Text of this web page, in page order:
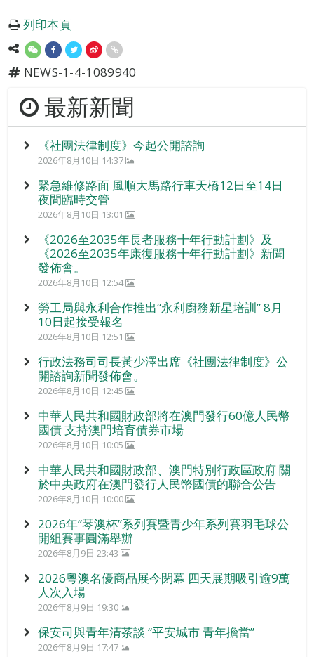
列印本頁
NEWS-1-4-1089940
最新新聞
《社團法律制度》今起公開諮詢
2026年8月10日 14:37
緊急維修路面 風順大馬路行車天橋12日至14日
夜間臨時交管
2026年8月10日 13:01
《2026至2035年長者服務十年行動計劃》及
《2026至2035年康復服務十年行動計劃》新聞
發佈會。
2026年8月10日 12:54
勞工局與永利合作推出“永利廚務新星培訓” 8月
10日起接受報名
2026年8月10日 12:51
行政法務司司長黃少澤出席《社團法律制度》公
開諮詢新聞發佈會。
2026年8月10日 12:45
中華人民共和國財政部將在澳門發行60億人民幣
國債 支持澳門培育債券市場
2026年8月10日 10:05
中華人民共和國財政部、澳門特別行政區政府 關
於中央政府在澳門發行人民幣國債的聯合公告
2026年8月10日 10:00
2026年“琴澳杯”系列賽暨青少年系列賽羽毛球公
開組賽事圓滿舉辦
2026年8月9日 23:43
2026粵澳名優商品展今閉幕 四天展期吸引逾9萬
人次入場
2026年8月9日 19:30
保安司與青年清茶談 “平安城市 青年擔當”
2026年8月9日 17:47